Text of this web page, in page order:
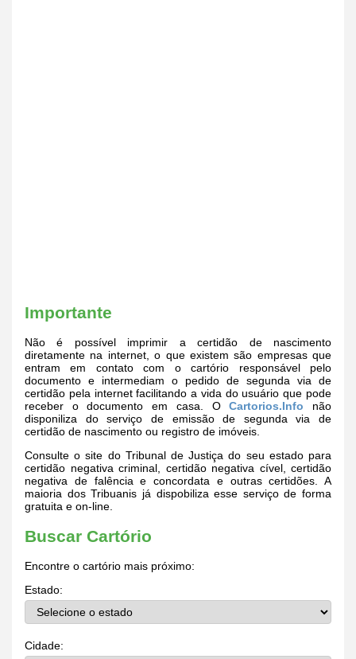
Importante
Não é possível imprimir a certidão de nascimento
diretamente na internet, o que existem são empresas que
entram em contato com o cartório responsável pelo
documento e intermediam o pedido de segunda via de
certidão pela internet facilitando a vida do usuário que pode
receber o documento em casa. OCartorios.Info não
disponiliza do serviço de emissão de segunda via de
certidão de nascimento ou registro de imóveis.
Consulte o site do Tribunal de Justiça do seu estado para
certidão negativa criminal, certidão negativa cível, certidão
negativa de falência e concordata e outras certidões. A
maioria dos Tribuanis já dispobiliza esse serviço de forma
gratuita e on-line.
Buscar Cartório
Encontre o cartório mais próximo:
Estado:
Cidade: